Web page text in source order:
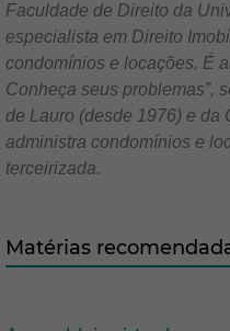
Faculdade de Direito da
especialista em Direito
condomínios e locações. É
Conheça seus problemas”,
de Lauro (desde 1976) e da
administra condomínios e
terceirizada.
Matérias